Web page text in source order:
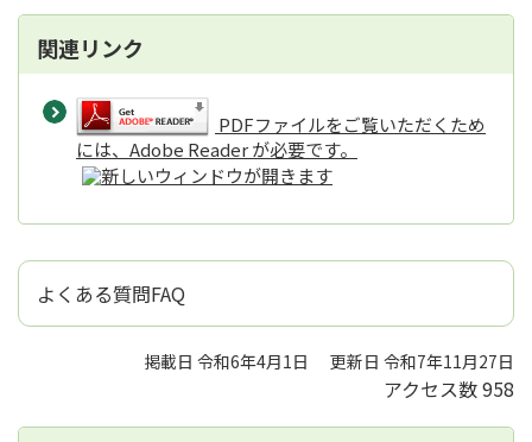
関連リンク
PDFファイルをご覧いただくため
には、Adobe Reader が必要です。
よくある質問FAQ
掲載日 令和6年4月1日 更新日 令和7年11月27日
アクセス数958